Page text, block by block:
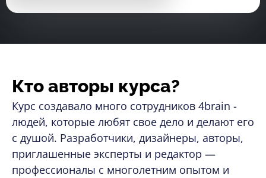
Кто авторы курса?
Курс создавало много сотрудников 4brain -
людей, которые любят свое дело и делают его
с душой. Разработчики, дизайнеры, авторы,
приглашенные эксперты и редактор —
профессионалы с многолетним опытом и